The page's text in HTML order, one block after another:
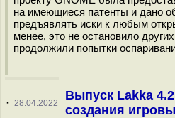
на имеющиеся патенты и дано
предъявлять иски к любым
менее, это не остановило
продолжили попытки
· 28.04.2022
Выпуск Lakka
создания